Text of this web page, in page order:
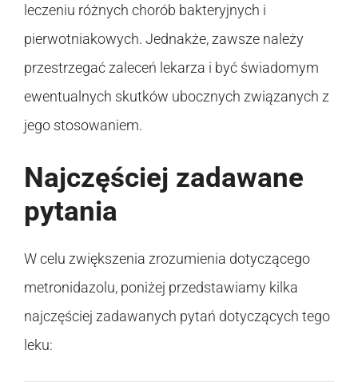
leczeniu różnych chorób bakteryjnych i
pierwotniakowych. Jednakże, zawsze należy
przestrzegać zaleceń lekarza i być świadomym
ewentualnych skutków ubocznych związanych z
jego stosowaniem.
Najczęściej zadawane
pytania
W celu zwiększenia zrozumienia dotyczącego
metronidazolu, poniżej przedstawiamy kilka
najczęściej zadawanych pytań dotyczących tego
leku: